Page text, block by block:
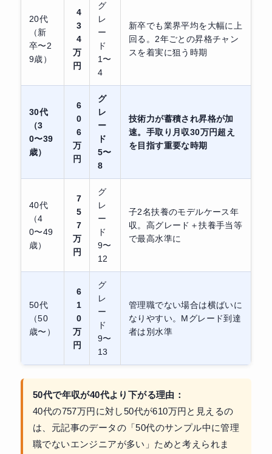
20代
（新
卒〜2
9歳）
4
3
4
万
円
グ
レ
ー
ド
1〜
4
新卒でも業界平均を大幅に上
回る。2年ごとの昇格チャン
スを着実に狙う時期
30代
（3
0〜39
歳）
6
0
6
万
円
グ
レ
ー
ド
5〜
8
技術力が蓄積され昇格が加
速。手取り月収30万円超え
を目指す重要な時期
40代
（4
0〜49
歳）
7
5
7
万
円
グ
レ
ー
ド
9〜
12
子2名扶養のモデルケース年
収。高グレード＋扶養手当等
で最高水準に
50代
（50
歳〜）
6
1
0
万
円
グ
レ
ー
ド
9〜
13
管理職でない場合は横ばいに
なりやすい。Mグレード到達
者は別水準
50代で年収が40代より下がる理由：
40代の757万円に対し50代が610万円と見えるの
は、元記事のデータの「50代のサンプル中に管理
職でないエンジニアが多い」ためと考えられま